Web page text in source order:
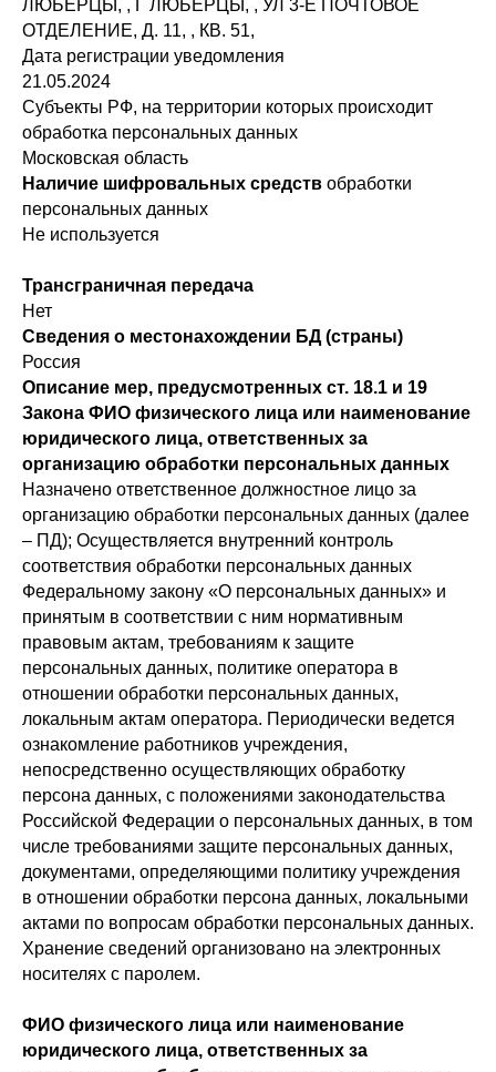
ЛЮБЕРЦЫ, , Г ЛЮБЕРЦЫ, , УЛ 3-Е ПОЧТОВОЕ
ОТДЕЛЕНИЕ, Д. 11, , КВ. 51,
Дата регистрации уведомления
21.05.2024
Субъекты РФ, на территории которых происходит
обработка персональных данных
Московская область
Наличие шифровальных средств обработки
персональных данных
Не используется
Трансграничная передача
Нет
Сведения о местонахождении БД (страны)
Россия
Описание мер, предусмотренных ст. 18.1 и 19
Закона ФИО физического лица или наименование
юридического лица, ответственных за
организацию обработки персональных данных
Назначено ответственное должностное лицо за
организацию обработки персональных данных (далее
– ПД); Осуществляется внутренний контроль
соответствия обработки персональных данных
Федеральному закону «О персональных данных» и
принятым в соответствии с ним нормативным
правовым актам, требованиям к защите
персональных данных, политике оператора в
отношении обработки персональных данных,
локальным актам оператора. Периодически ведется
ознакомление работников учреждения,
непосредственно осуществляющих обработку
персона данных, с положениями законодательства
Российской Федерации о персональных данных, в том
числе требованиями защите персональных данных,
документами, определяющими политику учреждения
в отношении обработки персона данных, локальными
актами по вопросам обработки персональных данных.
Хранение сведений организовано на электронных
носителях с паролем.
ФИО физического лица или наименование
юридического лица, ответственных за